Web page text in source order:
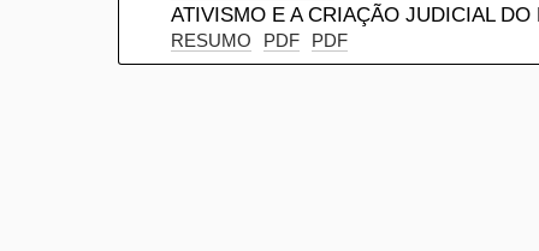
ATIVISMO E A CRIAÇÃO JUDICIAL DO
RESUMO PDF PDF